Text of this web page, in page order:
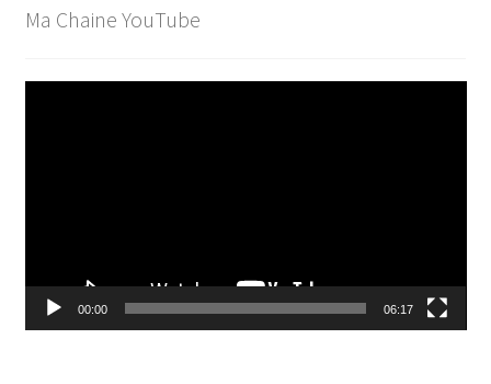
Ma Chaine YouTube
00:00 06:17